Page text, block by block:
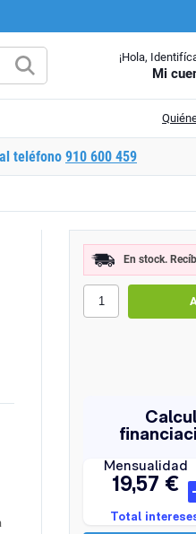
¡Hola,
Mi
teléfono 910 600 459
En stock.